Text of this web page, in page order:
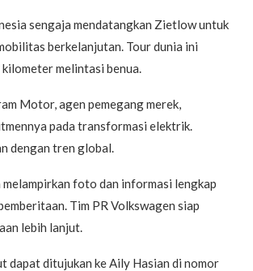
sengaja mendatangkan Zietlow untuk
berkelanjutan. Tour dunia ini
kilometer melintasi benua.
Motor, agen pemegang merek,
pada transformasi elektrik.
dengan tren global.
melampirkan foto dan informasi lengkap
Tim PR Volkswagen siap
lebih lanjut.
dapat ditujukan ke Aily Hasian di nomor